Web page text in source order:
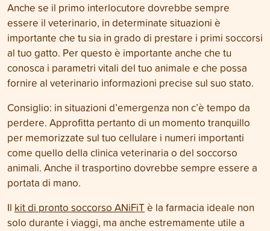
Anche se il primo interlocutore dovrebbe sempre
essere il veterinario, in determinate situazioni è
importante che tu sia in grado di prestare i primi soccorsi
al tuo gatto. Per questo è importante anche che tu
conosca i parametri vitali del tuo animale e che possa
fornire al veterinario informazioni precise sul suo stato.
Consiglio: in situazioni d’emergenza non c’è tempo da
perdere. Approfitta pertanto di un momento tranquillo
per memorizzate sul tuo cellulare i numeri importanti
come quello della clinica veterinaria o del soccorso
animali. Anche il trasportino dovrebbe sempre essere a
portata di mano.
Il kit di pronto soccorso ANiFiT è la farmacia ideale non
solo durante i viaggi, ma anche estremamente utile a